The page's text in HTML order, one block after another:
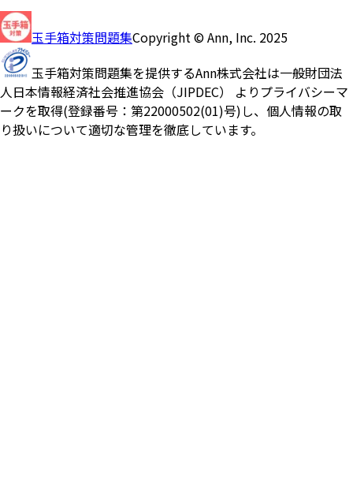
玉手箱対策問題集Copyright © Ann, Inc. 2025
玉手箱対策問題集を提供するAnn株式会社は一般財団法
人日本情報経済社会推進協会（JIPDEC） よりプライバシーマ
ークを取得(登録番号：第22000502(01)号)し、個人情報の取
り扱いについて適切な管理を徹底しています。